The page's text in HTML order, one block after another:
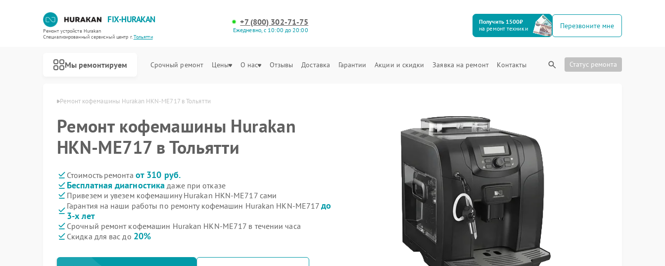
FIX-HURAKAN
Ремонт устройств Hurakan
Специализированный cервисный центр г.Тольятти
+7 (800) 302-71-75
Ежедневно, с 10:00 до 20:00
Получить 1500₽
на ремонт техники
Перезвоните мне
Мы ремонтируем Срочный ремонт Цены О нас Отзывы Доставка Гарантии Акции и скидки Заявка на ремонт Контакты Статус ремонта
в Тольятти Ремонт кофемашины Hurakan HKN-ME717 в Тольятти
Ремонт кофемашины Hurakan
HKN-ME717 в Тольятти
Стоимость ремонта от 310 руб.
Бесплатная диагностика даже при отказе
Привезем и увезем кофемашину Hurakan HKN-ME717 сами
Гарантия на наши работы по ремонту кофемашин Hurakan HKN-ME717до
3-х лет
Срочный ремонт кофемашин Hurakan HKN-ME717 в течении часа
Скидка для вас до 20%